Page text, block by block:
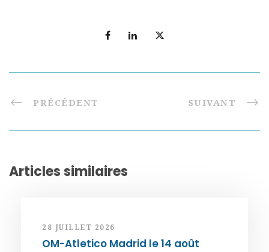
PRÉCÉDENT SUIVANT
Articles similaires
28 JUILLET 2026
OM-Atletico Madrid le 14 août